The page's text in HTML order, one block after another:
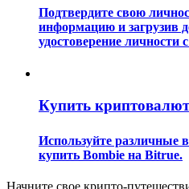
Торговые стратегии
Подтвердите свою
информацию и загрузив
удостоверение личности
Купить
Используйте различные
купить Bombie на Bitrue.
Начните свое крипто-